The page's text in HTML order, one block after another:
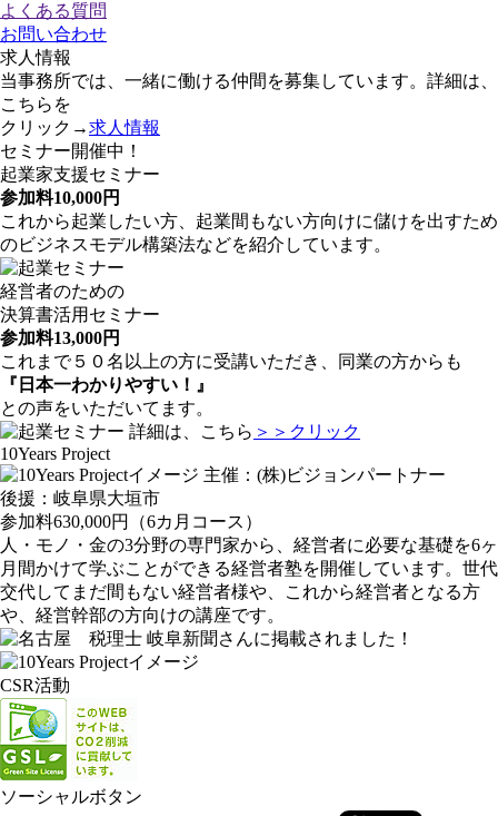
よくある質問
お問い合わせ
求人情報
当事務所では、一緒に働ける仲間を募集しています。詳細は、
こちらを
クリック→求人情報
セミナー開催中！
起業家支援セミナー
参加料10,000円
これから起業したい方、起業間もない方向けに儲けを出すため
のビジネスモデル構築法などを紹介しています。
経営者のための
決算書活用セミナー
参加料13,000円
これまで５０名以上の方に受講いただき、同業の方からも
『日本一わかりやすい！』
との声をいただいてます。
詳細は、こちら ＞＞クリック
10Years Project
主催：(株)ビジョンパートナー
後援：岐阜県大垣市
参加料630,000円（6カ月コース）
人・モノ・金の3分野の専門家から、経営者に必要な基礎を6ヶ
月間かけて学ぶことができる経営者塾を開催しています。世代
交代してまだ間もない経営者様や、これから経営者となる方
や、経営幹部の方向けの講座です。
岐阜新聞さんに掲載されました！
CSR活動
ソーシャルボタン